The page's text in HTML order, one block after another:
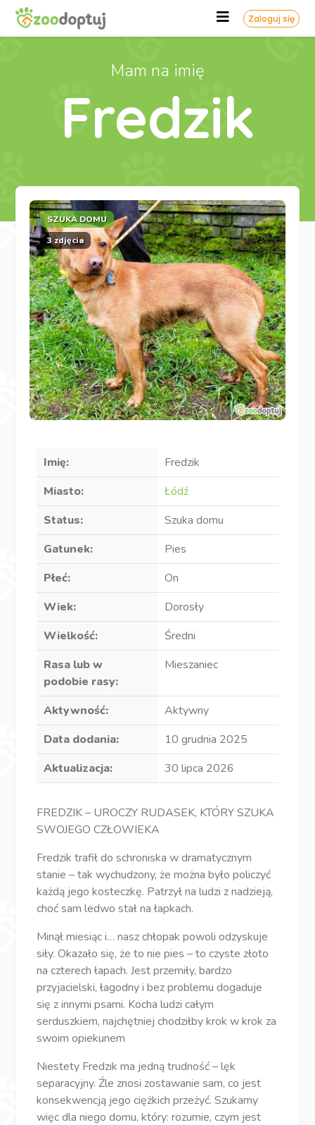
Zaloguj się
Mam na imię
Fredzik
SZUKA DOMU
3 zdjęcia
Imię:
Fredzik
Miasto:
Łódź
Status:
Szuka domu
Gatunek:
Pies
Płeć:
On
Wiek:
Dorosły
Wielkość:
Średni
Rasa lub w
podobie rasy:
Mieszaniec
Aktywność:
Aktywny
Data dodania:
10 grudnia 2025
Aktualizacja:
30 lipca 2026
FREDZIK – UROCZY RUDASEK, KTÓRY SZUKA
SWOJEGO CZŁOWIEKA
Fredzik trafił do schroniska w dramatycznym
stanie – tak wychudzony, że można było policzyć
każdą jego kosteczkę. Patrzył na ludzi z nadzieją,
choć sam ledwo stał na łapkach.
Minął miesiąc i… nasz chłopak powoli odzyskuje
siły. Okazało się, że to nie pies – to czyste złoto
na czterech łapach. Jest przemiły, bardzo
przyjacielski, łagodny i bez problemu dogaduje
się z innymi psami. Kocha ludzi całym
serduszkiem, najchętniej chodziłby krok w krok za
swoim opiekunem
Niestety Fredzik ma jedną trudność – lęk
separacyjny. Źle znosi zostawanie sam, co jest
konsekwencją jego ciężkich przeżyć. Szukamy
więc dla niego domu, który: rozumie, czym jest